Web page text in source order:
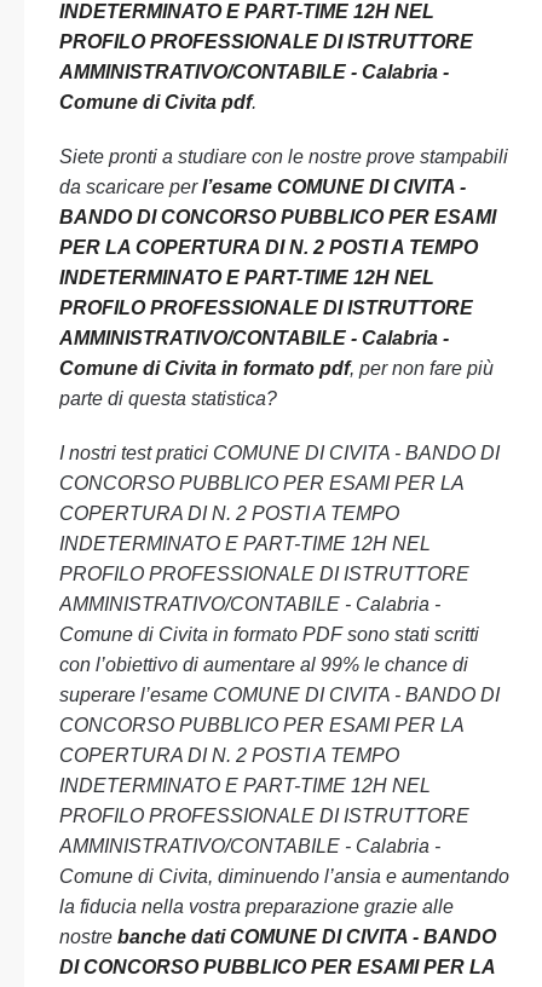
INDETERMINATO E PART-TIME 12H NEL
PROFILO PROFESSIONALE DI ISTRUTTORE
AMMINISTRATIVO/CONTABILE - Calabria -
Comune di Civita pdf.
Siete pronti a studiare con le nostre prove stampabili
da scaricare perl’esame COMUNE DI CIVITA -
BANDO DI CONCORSO PUBBLICO PER ESAMI
PER LA COPERTURA DI N. 2 POSTI A TEMPO
INDETERMINATO E PART-TIME 12H NEL
PROFILO PROFESSIONALE DI ISTRUTTORE
AMMINISTRATIVO/CONTABILE - Calabria -
Comune di Civita in formato pdf, per non fare più
parte di questa statistica?
I nostri test pratici COMUNE DI CIVITA - BANDO DI
CONCORSO PUBBLICO PER ESAMI PER LA
COPERTURA DI N. 2 POSTI A TEMPO
INDETERMINATO E PART-TIME 12H NEL
PROFILO PROFESSIONALE DI ISTRUTTORE
AMMINISTRATIVO/CONTABILE - Calabria -
Comune di Civita in formato PDF sono stati scritti
con l’obiettivo di aumentare al 99% le chance di
superare l’esame COMUNE DI CIVITA - BANDO DI
CONCORSO PUBBLICO PER ESAMI PER LA
COPERTURA DI N. 2 POSTI A TEMPO
INDETERMINATO E PART-TIME 12H NEL
PROFILO PROFESSIONALE DI ISTRUTTORE
AMMINISTRATIVO/CONTABILE - Calabria -
Comune di Civita, diminuendo l’ansia e aumentando
la fiducia nella vostra preparazione grazie alle
nostre banche dati COMUNE DI CIVITA - BANDO
DI CONCORSO PUBBLICO PER ESAMI PER LA